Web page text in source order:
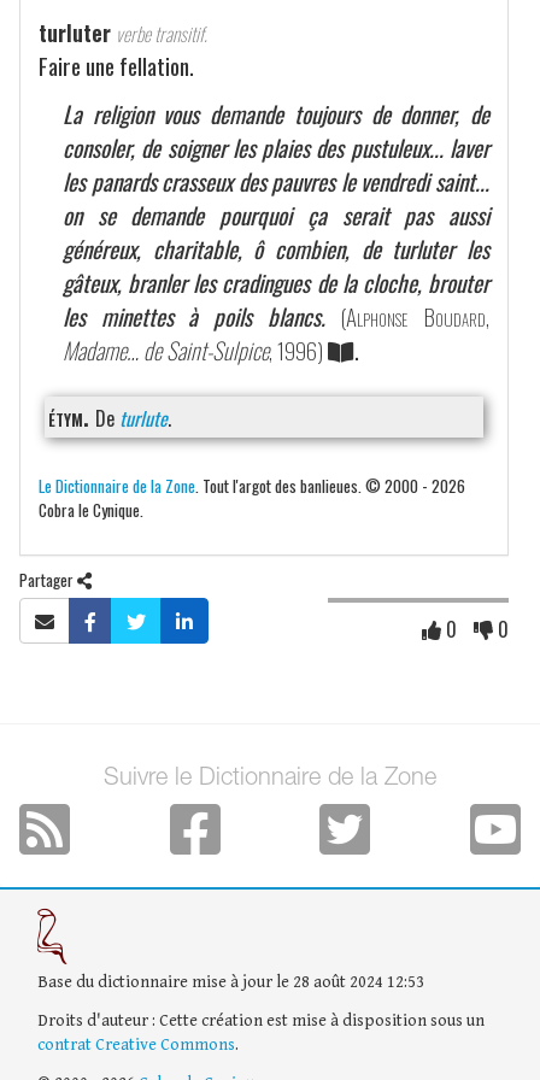
turluter verbe transitif.
Faire une fellation.
La religion vous demande toujours de donner, de
consoler, de soigner les plaies des pustuleux... laver
les panards crasseux des pauvres le vendredi saint...
on se demande pourquoi ça serait pas aussi
généreux, charitable, ô combien, de turluter les
gâteux, branler les cradingues de la cloche, brouter
les minettes à poils blancs. (Alphonse Boudard,
Madame… de Saint-Sulpice, 1996)
.
étym. De turlute.
Le Dictionnaire de la Zone . Tout l'argot des banlieues. © 2000 - 2026
Cobra le Cynique.
Partager
0 0
Suivre le Dictionnaire de la Zone
Base du dictionnaire mise à jour le 28 août 2024 12:53
Droits d'auteur : Cette création est mise à disposition sous un
contrat Creative Commons.